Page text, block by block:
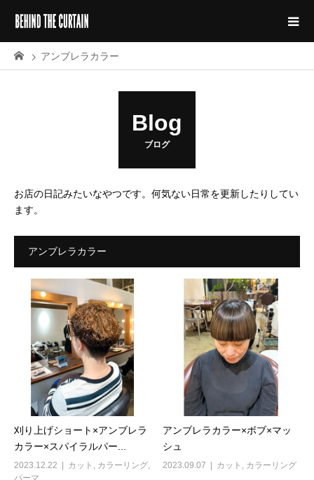
アンブレラカラー
Blog
ブログ
お店の日記みたいなやつです。何気ない日常を更新したりしてい
ます。
アンブレラカラー
刈り上げショート×アンブレラ
カラー×スパイラルパー...
2023.12.22 カット , カラーリング,
パーマ
アンブレラカラー×ボブ×マッ
シュ
2023.09.07 カット , カラーリング